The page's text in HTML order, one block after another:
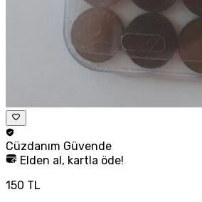
Cüzdanım Güvende
Elden al, kartla öde!
150 TL